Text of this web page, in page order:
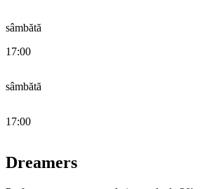
sâmbătă
17:00
sâmbătă
17:00
Dreamers